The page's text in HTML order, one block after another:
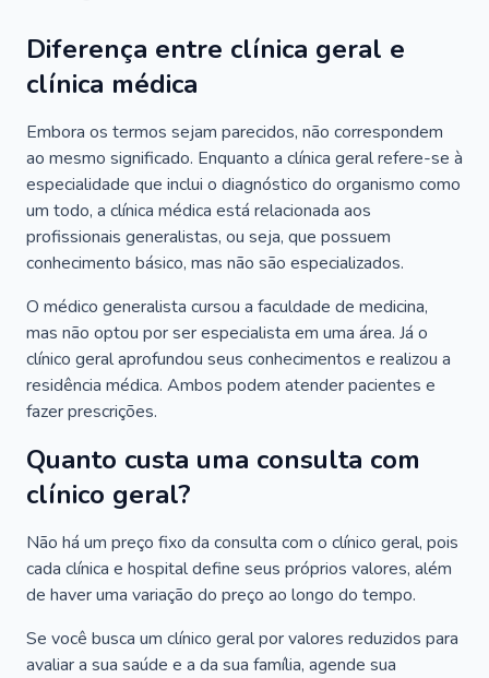
Diferença entre clínica geral e
clínica médica
Embora os termos sejam parecidos, não correspondem
ao mesmo significado. Enquanto a clínica geral refere-se à
especialidade que inclui o diagnóstico do organismo como
um todo, a clínica médica está relacionada aos
profissionais generalistas, ou seja, que possuem
conhecimento básico, mas não são especializados.
O médico generalista cursou a faculdade de medicina,
mas não optou por ser especialista em uma área. Já o
clínico geral aprofundou seus conhecimentos e realizou a
residência médica. Ambos podem atender pacientes e
fazer prescrições.
Quanto custa uma consulta com
clínico geral?
Não há um preço fixo da consulta com o clínico geral, pois
cada clínica e hospital define seus próprios valores, além
de haver uma variação do preço ao longo do tempo.
Se você busca um clínico geral por valores reduzidos para
avaliar a sua saúde e a da sua família, agende sua